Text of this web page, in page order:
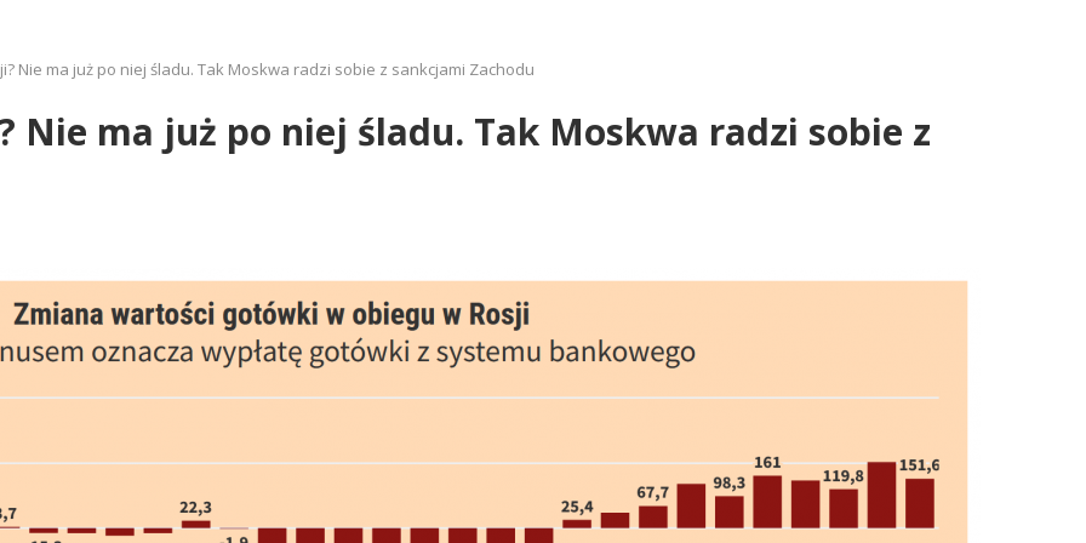
Nie ma już po niej śladu. Tak Moskwa radzi sobie z sankcjami Zachodu
Nie ma już po niej śladu. Tak Moskwa radzi sobie z